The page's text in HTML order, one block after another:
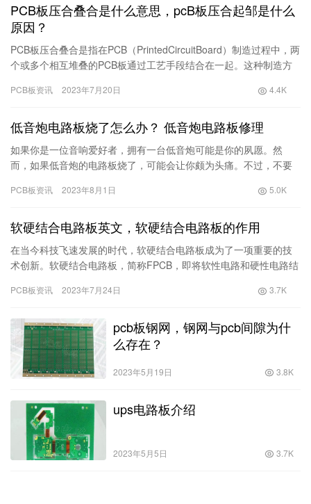
PCB板压合叠合是什么意思，pcB板压合起邹是什么
原因？
PCB板压合叠合是指在PCB（PrintedCircuitBoard）制造过程中，两
个或多个相互堆叠的PCB板通过工艺手段结合在一起。这种制造方
PCB板资讯 2023年7月20日 4.4K
低音炮电路板烧了怎么办？ 低音炮电路板修理
如果你是一位音响爱好者，拥有一台低音炮可能是你的夙愿。然
而，如果低音炮的电路板烧了，可能会让你颇为头痛。不过，不要
发活力。…
PCB板资讯 2023年8月1日 5.0K
软硬结合电路板英文，软硬结合电路板的作用
在当今科技飞速发展的时代，软硬结合电路板成为了一项重要的技
术创新。软硬结合电路板，简称FPCB，即将软性电路和硬性电路结
还…
PCB板资讯 2023年7月24日 3.7K
pcb板钢网，钢网与pcb间隙为什
么存在？
2023年5月19日 3.8K
ups电路板介绍
2023年5月5日 3.7K